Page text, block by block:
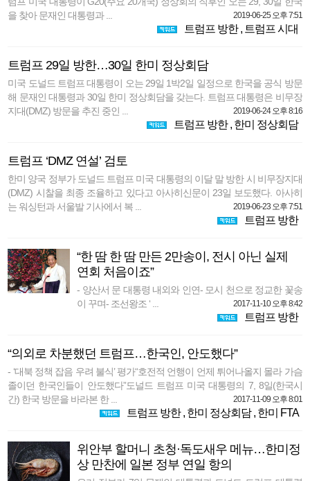
을 찾아 문재인 대통령과 ...
2019-06-25 오후 7:51
트럼프 방한, 트럼프 시대
트럼프 29일 방한…30일 한미 정상회담
미국 도널드 트럼프 대통령이 오는 29일 1박2일 일정으로 한국을 공식 방문
해 문재인 대통령과 30일 한미 정상회담을 갖는다. 트럼프 대통령은 비무장
지대(DMZ) 방문을 추진 중인 ...
2019-06-24 오후 8:16
트럼프 방한, 한미 정상회담
트럼프 ‘DMZ 연설’ 검토
한미 양국 정부가 도널드 트럼프 미국 대통령의 이달 말 방한 시 비무장지대
(DMZ) 시찰을 최종 조율하고 있다고 아사히신문이 23일 보도했다. 아사히
는 워싱턴과 서울발 기사에서 복 ...
2019-06-23 오후 7:51
트럼프 방한
“한 땀 한 땀 만든 2만송이, 전시 아닌 실제
연회 처음이죠”
- 양산서 문 대통령 내외와 인연- 모시 천으로 정교한 꽃송
이 꾸며- 조선왕조 ‘ ...
2017-11-10 오후 8:42
트럼프 방한
“의외로 차분했던 트럼프…한국인, 안도했다”
- ‘대북 정책 잡음 우려 불식’ 평가“호전적 언행이 언제 튀어나올지 몰라 가슴
졸이던 한국인들이 안도했다”도널드 트럼프 미국 대통령의 7, 8일(한국시
간) 한국 방문을 바라본 한 ...
2017-11-09 오후 8:01
트럼프 방한, 한미 정상회담, 한미 FTA
위안부 할머니 초청·독도새우 메뉴…한미정
상 만찬에 일본 정부 연일 항의